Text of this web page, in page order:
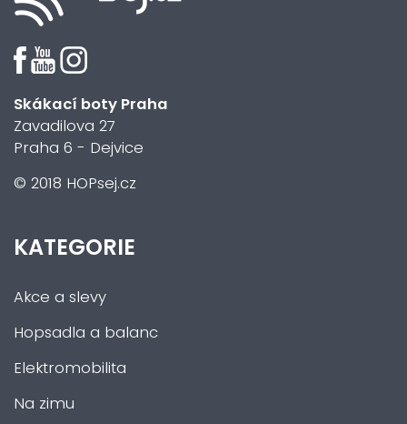
Skákací boty Praha
Zavadilova 27
Praha 6 - Dejvice
© 2018 HOPsej.cz
KATEGORIE
Akce a slevy
Hopsadla a balanc
Elektromobilita
Na zimu